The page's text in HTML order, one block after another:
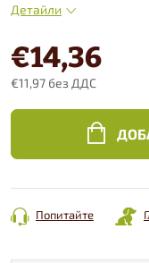
Детайли
€14,36
€11,97 без ДДС
цена:
Попитайте